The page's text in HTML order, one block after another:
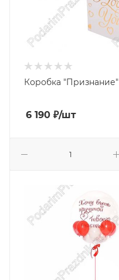
Коробка "Признание"
6 190 ₽/шт